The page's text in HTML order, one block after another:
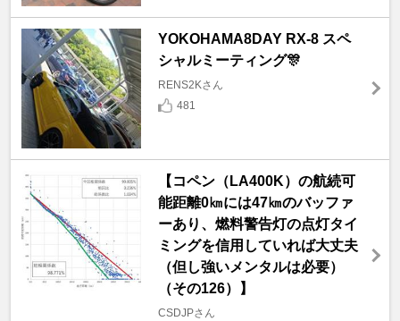
YOKOHAMA8DAY RX-8 スペ
シャルミーティング🎊
RENS2Kさん
481
【コペン（LA400K）の航続可
能距離0㎞には47㎞のバッファ
ーあり、燃料警告灯の点灯タイ
ミングを信用していれば大丈夫
（但し強いメンタルは必要）
（その126）】
CSDJPさん